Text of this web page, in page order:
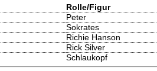
Rolle/Figur
Peter
Sokrates
Richie Hanson
Rick Silver
Schlaukopf